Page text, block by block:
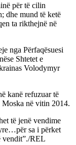
për të cilin
dhe mund të ketë
ta rikthejnë në
nga Përfaqësuesi
Shtetet e
Volodymyr
kanë refuzuar të
në vitin 2014.
të jenë vendime
sa i përket
vendit”./REL